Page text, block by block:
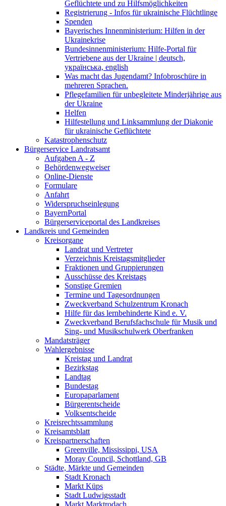
Geflüchtete und zu Hilfsmöglichkeiten
Registrierung - Infos für ukrainische Flüchtlinge
Spenden
Bayerisches Innenministerium: Hilfen in der
Ukrainekrise
Bundesinnenministerium: Hilfe-Portal für
Vertriebene aus der Ukraine | deutsch,
українська, english
Was macht das Jugendamt? Infobroschüre in
mehreren Sprachen.
Pflegefamilien für unbegleitete Minderjährige aus
der Ukraine
Helfen
Hilfestellung und Linksammlung der Diakonie
für ukrainische Geflüchtete
Katastrophenschutz
Bürgerservice Landratsamt
Aufgaben A - Z
Behördenwegweiser
Online-Dienste
Formulare
Anfahrt
Widerspruchseinlegung
BayernPortal
Bürgerserviceportal des Landkreises
Landkreis und Gemeinden
Kreisorgane
Landrat und Vertreter
Verzeichnis Kreistagsmitglieder
Fraktionen und Gruppierungen
Ausschüsse des Kreistags
Sonstige Gremien
Termine und Tagesordnungen
Zweckverband Schulzentrum Kronach
Hilfe für das lernbehinderte Kind e. V.
Zweckverband Berufsfachschule für Musik und
Sing- und Musikschulwerk Oberfranken
Mandatsträger
Wahlergebnisse
Kreistag und Landrat
Bezirkstag
Landtag
Bundestag
Europaparlament
Bürgerentscheide
Volksentscheide
Kreisrechtssammlung
Kreisamtsblatt
Kreispartnerschaften
Greenville, Mississippi, USA
Moray Council, Schottland, GB
Städte, Märkte und Gemeinden
Stadt Kronach
Markt Küps
Stadt Ludwigsstadt
Markt Marktrodach